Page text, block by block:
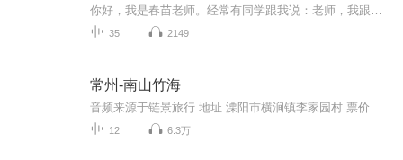
35 2149
常州-南山竹海
12 6.3万